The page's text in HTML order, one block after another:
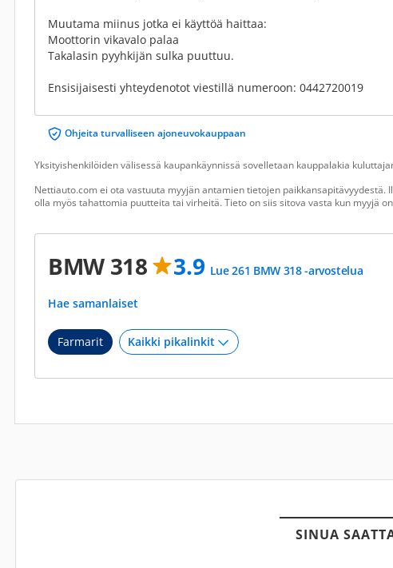
Muutama miinus jotka ei käyttöä haittaa:
Moottorin vikavalo palaa
Takalasin pyyhkijän sulka puuttuu.
Ensisijaisesti yhteydenotot viestillä numeroon: 0442720019
Ohjeita turvalliseen ajoneuvokauppaan
Yksityishenkilöiden välisessä kaupankäynnissä sovelletaan kauppalakia
Nettiauto.com ei ota vastuuta myyjän antamien tietojen paikkansapitävyydestä.
olla myös tahattomia puutteita tai virheitä. Tieto on siis sitova vasta kun myyjä
BMW 318 3.9 Lue 261 BMW 318 -arvostelua
Hae samanlaiset
Farmarit
SINUA